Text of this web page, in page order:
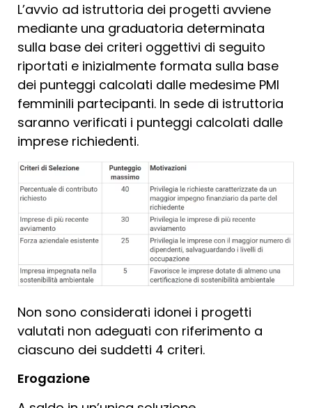
L’avvio ad istruttoria dei progetti avviene
mediante una graduatoria determinata
sulla base dei criteri oggettivi di seguito
riportati e inizialmente formata sulla base
dei punteggi calcolati dalle medesime PMI
femminili partecipanti. In sede di istruttoria
saranno verificati i punteggi calcolati dalle
imprese richiedenti.
Non sono considerati idonei i progetti
valutati non adeguati con riferimento a
ciascuno dei suddetti 4 criteri.
Erogazione